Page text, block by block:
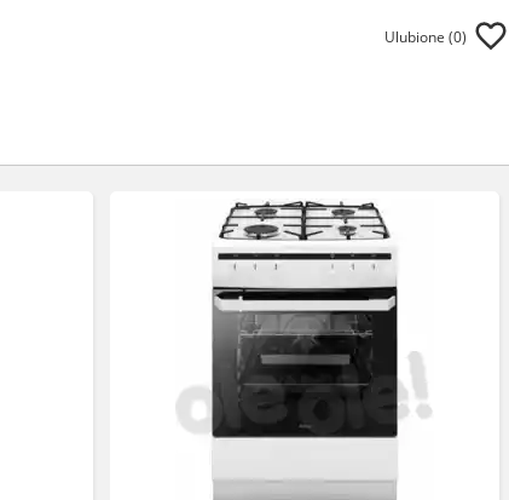
Ulubione (0)